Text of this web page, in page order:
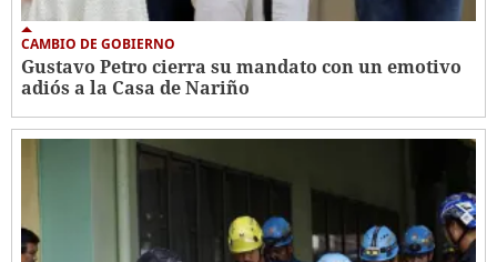
CAMBIO DE GOBIERNO
Gustavo Petro cierra su mandato con un emotivo
adiós a la Casa de Nariño